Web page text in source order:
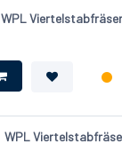
WPL
WPL